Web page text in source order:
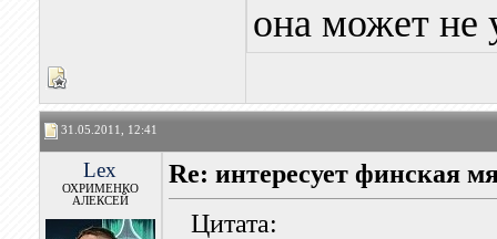
она может не
31.05.2011, 12:41
Lex
ОХРИМЕНКО
АЛЕКСЕЙ
Re: интересует финская
Цитата: